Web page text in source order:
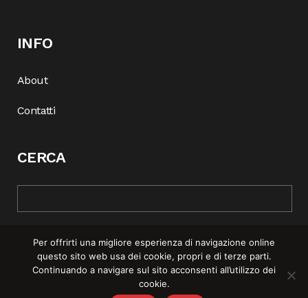
INFO
About
Contatti
CERCA
© COPYRIGHT 2025 | REBEL MAG —
Per offrirti una migliore esperienza di navigazione online
questo sito web usa dei cookie, propri e di terze parti.
Continuando a navigare sul sito acconsenti all’utilizzo dei
cookie.